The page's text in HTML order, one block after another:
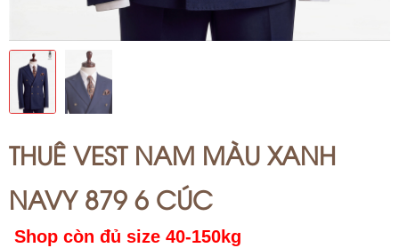
THUÊ VEST NAM MÀU XANH
NAVY 879 6 CÚC
Shop còn đủ size 40-150kg